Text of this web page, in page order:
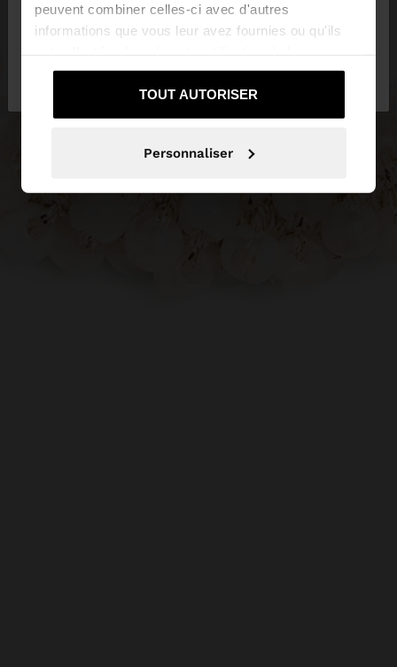
peuvent combiner celles-ci avec d'autres
informations que vous leur avez fournies ou qu'ils
services.
TOUT AUTORISER
Personnaliser